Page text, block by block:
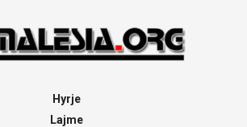
Hyrje
Lajme